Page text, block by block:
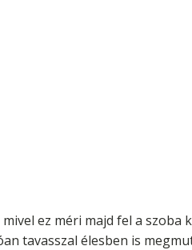
ez méri majd fel a szoba
tavasszal élesben is